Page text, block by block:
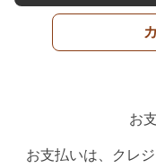
お
お支払いは、クレ